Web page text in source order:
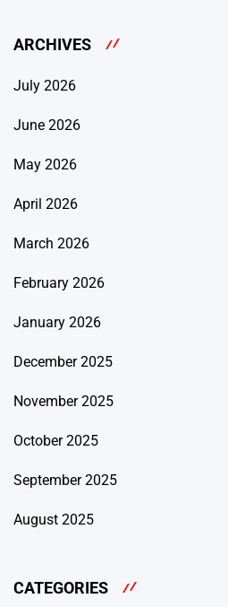
ARCHIVES
July 2026
June 2026
May 2026
April 2026
March 2026
February 2026
January 2026
December 2025
November 2025
October 2025
September 2025
August 2025
CATEGORIES